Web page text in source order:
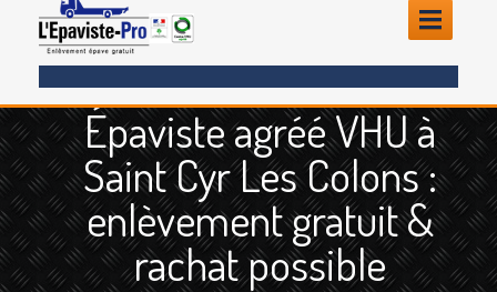
ENLÈVEMENTÉPAVE
Quoi?
Scooteret Moto
Camion et Poids Lourd
Épaviste agréé VHU à
Saint Cyr Les Colons :
enlèvement gratuit &
rachat possible